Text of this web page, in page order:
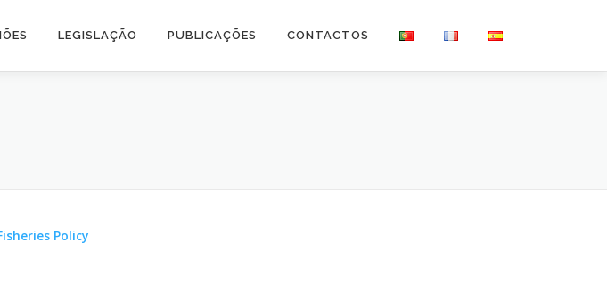
LEGISLAÇÃO PUBLICAÇÕES CONTACTOS
Policy